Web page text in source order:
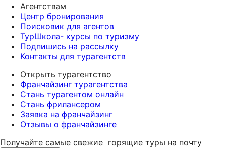
Агентствам
Центр бронирования
Поисковик для агентов
ТурШкола- курсы по туризму
Подпишись на рассылку
Контакты для турагентств
Открыть турагентство
Франчайзинг турагентства
Стань турагентом онлайн
Стань фрилансером
Заявка на франчайзинг
Отзывы о франчайзинге
Получайте самые свежие горящие туры на почту